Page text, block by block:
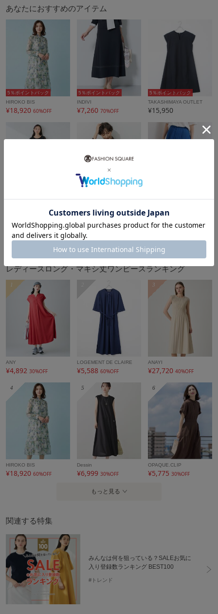
あなたにおすすめのアイテム
5％ポイントバック
HIROKO BIS
¥18,920 60%OFF
5％ポイントバック
INDIVI
¥7,260 70%OFF
5％ポイントバック
TAKASHIMAYA OUTLET
¥15,950
タイムセール
¥11,990 50%OFF ¥4,301
もっと見る
レディースロング・マキシ丈ワンピースランキング
1
ANY
¥4,892 30%OFF
LOGEMENT DE CLAIRE
¥5,58860%OFF
3
ANAYI
¥27,72040%OFF
4
HIROKO BIS
¥18,920 60%OFF
5
Dessin
¥6,99930%OFF
6
OPAQUE.CLIP
¥5,77530%OFF
もっと見る
関連する特集
みんなは何を狙っている？SALEお気に
入り登録数ランキング BEST100
#トレンド